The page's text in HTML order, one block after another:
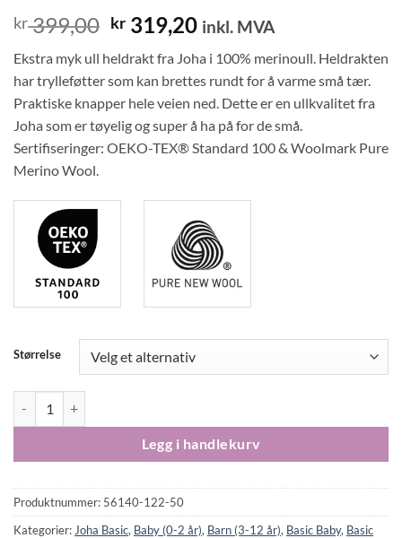
kr399,00 Opprinnelig
var:
kr 399,00.
kr 319,20Nåværende
er:
kr 319,20.
inkl. MVA
Ekstra myk ull heldrakt fra Joha i 100% merinoull. Heldrakten
har trylleføtter som kan brettes rundt for å varme små tær.
Praktiske knapper hele veien ned. Dette er en ullkvalitet fra
Joha som er tøyelig og super å ha på for de små.
Sertifiseringer: OEKO-TEX® Standard 100 & Woolmark Pure
Merino Wool.
Størrelse
Legg i handlekurv
Produktnummer: 56140-122-50
Kategorier: Joha Basic, Baby (0-2 år), Barn (3-12 år), Basic Baby, Basic